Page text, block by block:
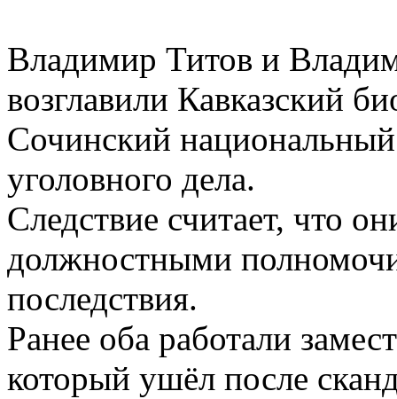
Владимир Титов и
возглавили Кавказский
Сочинский
уголовного дела.
Следствие считает, что
должностными
последствия.
Ранее оба работали
который ушёл после